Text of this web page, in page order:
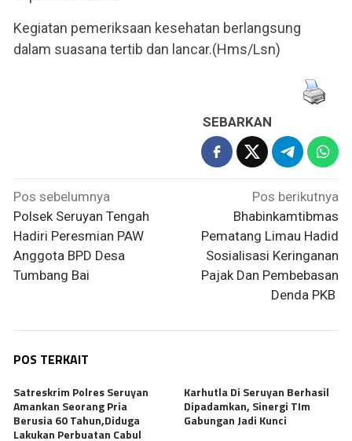
Kegiatan pemeriksaan kesehatan berlangsung
dalam suasana tertib dan lancar.(Hms/Lsn)
SEBARKAN
Navigasi
pos
Pos sebelumnya
Polsek Seruyan Tengah
Hadiri Peresmian PAW
Anggota BPD Desa
Tumbang Bai
Pos berikutnya
Bhabinkamtibmas
Pematang Limau Hadid
Sosialisasi Keringanan
Pajak Dan Pembebasan
Denda PKB
POS TERKAIT
Satreskrim Polres Seruyan
Amankan Seorang Pria
Berusia 60 Tahun,Diduga
Lakukan Perbuatan Cabul
Karhutla Di Seruyan Berhasil
Dipadamkan, Sinergi TIm
Gabungan Jadi Kunci